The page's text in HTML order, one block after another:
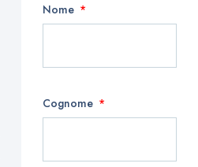
Nome
Cognome